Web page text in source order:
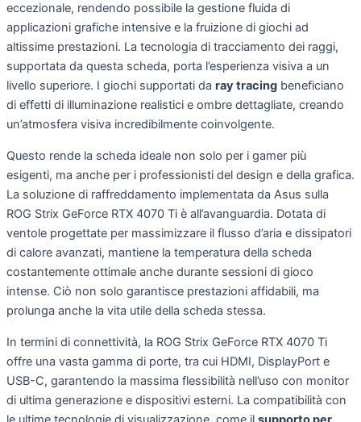
eccezionale, rendendo possibile la gestione fluida di
applicazioni grafiche intensive e la fruizione di giochi ad
altissime prestazioni. La tecnologia di tracciamento dei raggi,
supportata da questa scheda, porta l’esperienza visiva a un
livello superiore. I giochi supportati da ray tracingbeneficiano
di effetti di illuminazione realistici e ombre dettagliate, creando
un’atmosfera visiva incredibilmente coinvolgente.
Questo rende la scheda ideale non solo per i gamer più
esigenti, ma anche per i professionisti del design e della grafica.
La soluzione di raffreddamento implementata da Asus sulla
ROG Strix GeForce RTX 4070 Ti è all’avanguardia. Dotata di
ventole progettate per massimizzare il flusso d’aria e dissipatori
di calore avanzati, mantiene la temperatura della scheda
costantemente ottimale anche durante sessioni di gioco
intense. Ciò non solo garantisce prestazioni affidabili, ma
prolunga anche la vita utile della scheda stessa.
In termini di connettività, la ROG Strix GeForce RTX 4070 Ti
offre una vasta gamma di porte, tra cui HDMI, DisplayPort e
USB-C, garantendo la massima flessibilità nell’uso con monitor
di ultima generazione e dispositivi esterni. La compatibilità con